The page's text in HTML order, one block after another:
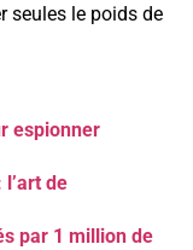
seules le poids de
espionner
de
par 1 million de